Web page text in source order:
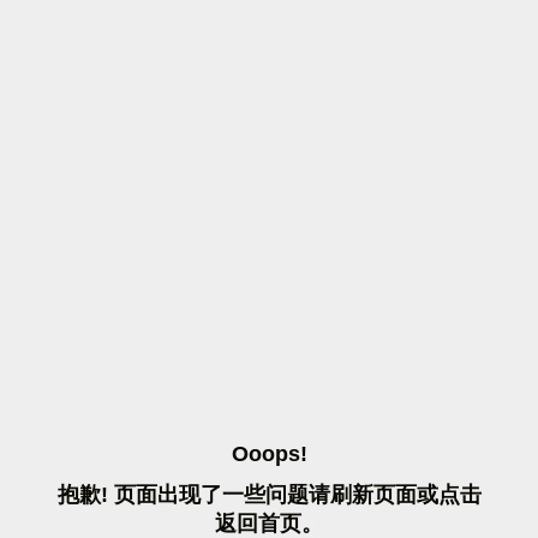
OOOPS!
抱歉! 页面出现了一些问题请刷 新页面或点击
返 回首页。